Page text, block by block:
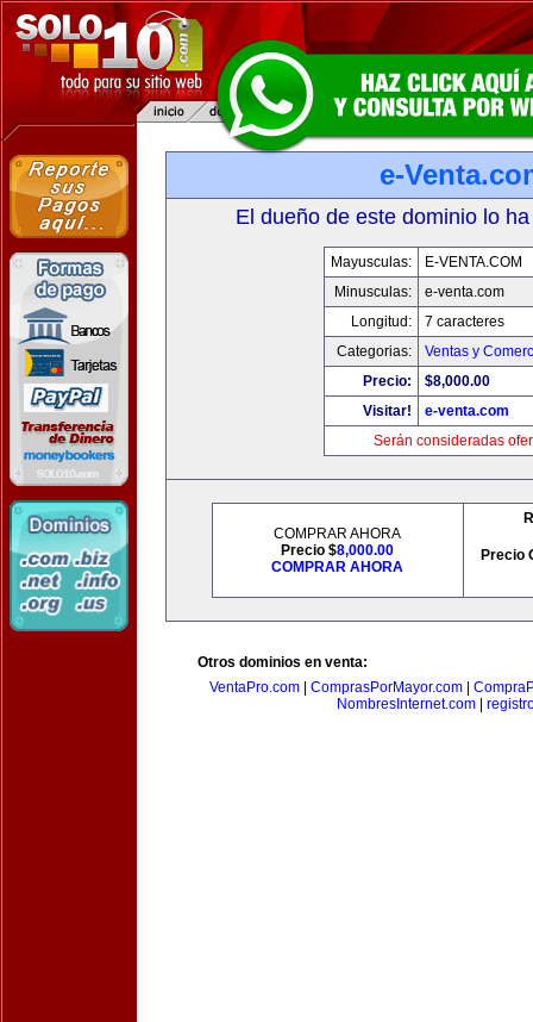
e-
El dueño de este dominio lo
Mayusculas:
E-VENTA.COM
Minusculas:
e-venta.com
Longitud:
7 caracteres
Categorias:
Ventas y
Precio:
$8,000.00
Visitar!
e-venta.com
Serán consideradas
COMPRAR AHORA
Precio $8,000.00
COMPRAR AHORA
Precio
Otros dominios en venta:
VentaPro.com| ComprasPorMayor.com|
NombresInternet.com